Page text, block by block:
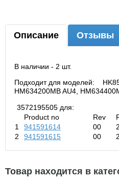
Описание Отзывы
В наличии
Подходит для моделей:
HM634200MB AU4,
3572195505 для:
Product no
Rev
1
941591614 00
2
941591615 00
Товар находится в